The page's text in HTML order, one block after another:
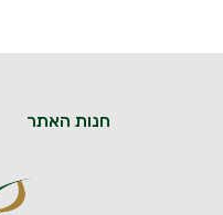
חנות האתר